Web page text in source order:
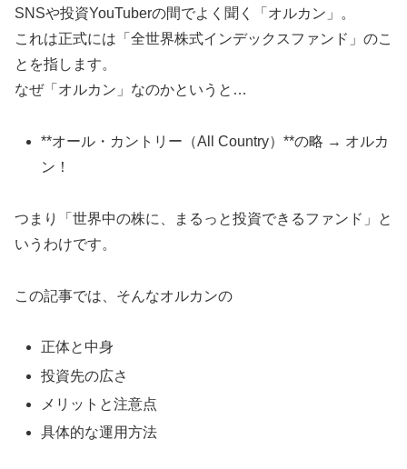
SNSや投資YouTuberの間でよく聞く「オルカン」。
これは正式には「全世界株式インデックスファンド」のこ
とを指します。
なぜ「オルカン」なのかというと…
**オール・カントリー（All Country）**の略 → オルカ
ン！
つまり「世界中の株に、まるっと投資できるファンド」と
いうわけです。
この記事では、そんなオルカンの
正体と中身
投資先の広さ
メリットと注意点
具体的な運用方法